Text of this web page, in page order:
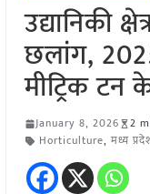
उद्यानिकी
छलांग,
मीट्रिक टन
January 8, 2026
2
Horticulture, मध्य